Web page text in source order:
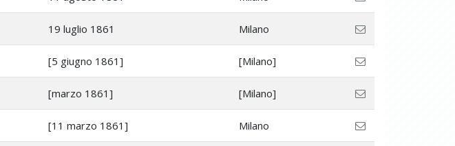
19 luglio 1861 Milano
[5 giugno 1861] [Milano]
[marzo 1861] [Milano]
[11 marzo 1861] Milano